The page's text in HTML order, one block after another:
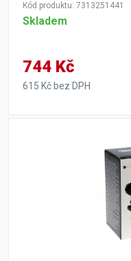
Kód produktu: 7313251441
Skladem
744 Kč
615 Kč bez DPH